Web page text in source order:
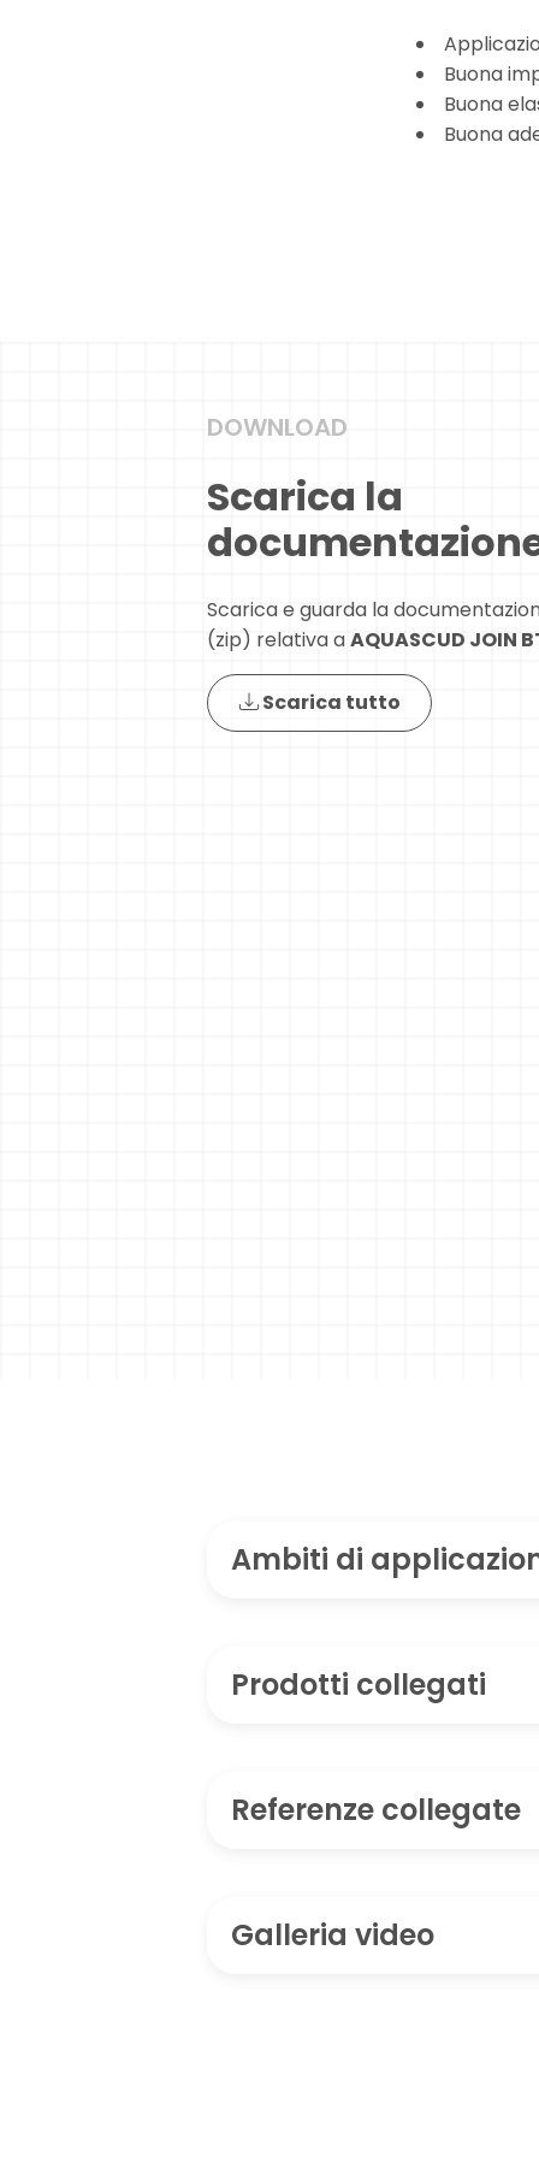
Buona
Buona
Buona
DOWNLOAD
Scarica la
Scarica e guarda la
(zip) relativa aAQUASCUD JOIN
Scarica tutto
Ambiti di
Prodotti collegati
Referenze collegate
Galleria video